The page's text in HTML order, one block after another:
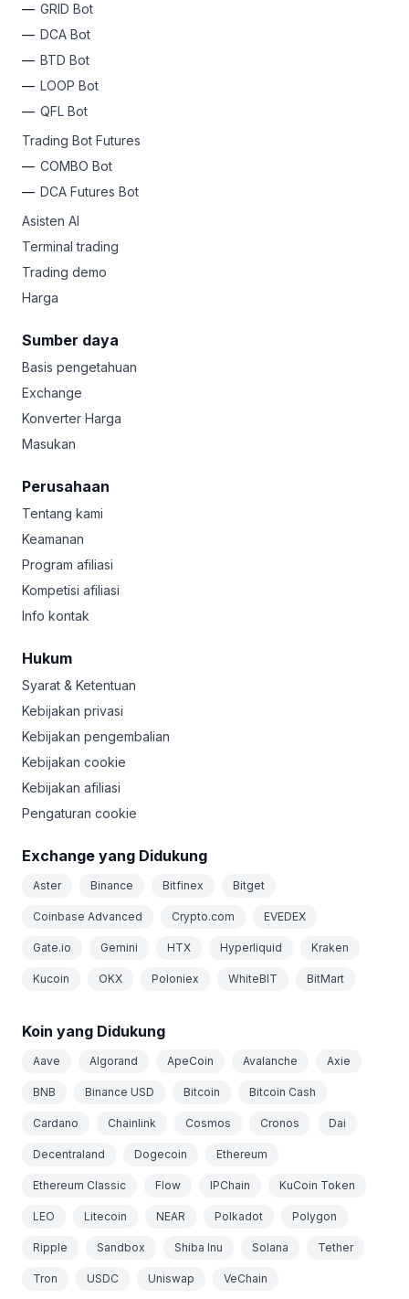
GRID Bot
DCA Bot
BTD Bot
LOOP Bot
QFL Bot
Trading Bot Futures
COMBO Bot
DCA Futures Bot
Asisten AI
Terminal trading
Trading demo
Harga
Sumber daya
Basis pengetahuan
Exchange
Konverter Harga
Masukan
Perusahaan
Tentang kami
Keamanan
Program afiliasi
Kompetisi afiliasi
Info kontak
Hukum
Syarat & Ketentuan
Kebijakan privasi
Kebijakan pengembalian
Kebijakan cookie
Kebijakan afiliasi
Pengaturan cookie
Exchange yang Didukung
Aster Binance Bitfinex Bitget
Coinbase Advanced Crypto.com EVEDEX
Gate.io Gemini HTX Hyperliquid Kraken
Kucoin OKX Poloniex WhiteBIT BitMart
Koin yang Didukung
Aave Algorand ApeCoin Avalanche Axie
BNB Binance USD Bitcoin Bitcoin Cash
Cardano Chainlink Cosmos Cronos Dai
Decentraland Dogecoin Ethereum
Ethereum Classic Flow IPChain KuCoin Token
LEO Litecoin NEAR Polkadot Polygon
Ripple Sandbox Shiba Inu Solana Tether
Tron USDC Uniswap VeChain